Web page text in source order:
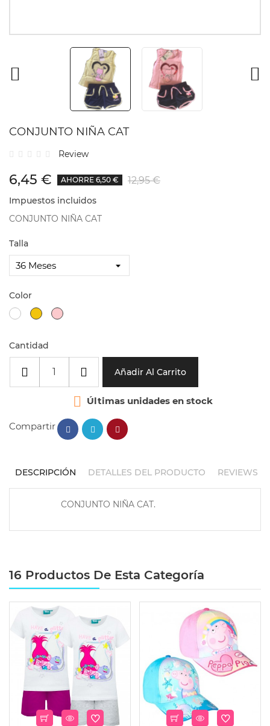
CONJUNTO NIÑA CAT
Review
6,45 € AHORRE 6,50 € 12,95 €
Impuestos incluidos
CONJUNTO NIÑA CAT
Talla
Color
BlancoAmarillo
Rosa
Cantidad
Añadir Al Carrito
 Últimas unidades en stock
Compartir
DESCRIPCIÓN DETALLES DEL PRODUCTO REVIEWS
CONJUNTO NIÑA CAT.
16 Productos De Esta Categoría